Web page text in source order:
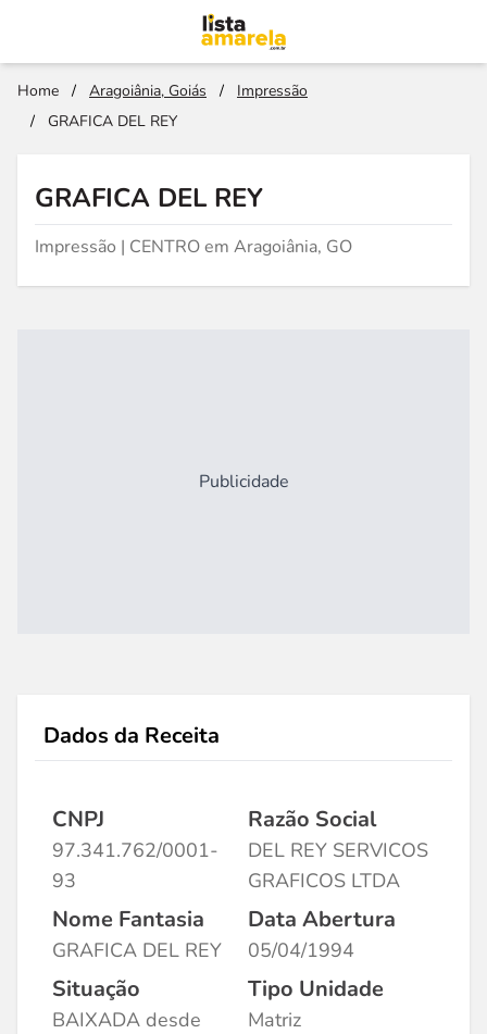
Home / Aragoiânia, Goiás /
Impressão
/
GRAFICA DEL REY
GRAFICA DEL REY
Impressão | CENTRO em Aragoiânia, GO
Publicidade
Dados da Receita
CNPJ
97.341.762/0001-
93
Razão Social
DEL REY SERVICOS
GRAFICOS LTDA
Nome Fantasia
GRAFICA DEL REY
Data Abertura
05/04/1994
Situação
BAIXADA desde
Tipo Unidade
Matriz